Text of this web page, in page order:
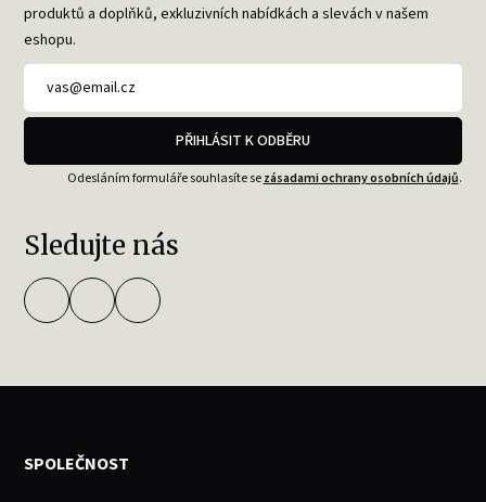
produktů a doplňků, exkluzivních nabídkách a slevách v našem
eshopu.
PŘIHLÁSIT K ODBĚRU
Odesláním formuláře souhlasíte sezásadami ochrany osobních údajů.
Sledujte nás
SPOLEČNOST